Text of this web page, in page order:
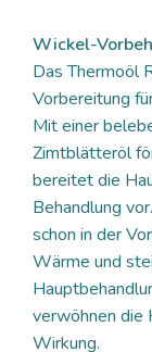
Wickel-
Das Thermoöl
Vorbereitung
Mit einer
Zimtblätteröl
bereitet die
Behandlung
schon in der
Wärme und
verwöhnen die
Wirkung.